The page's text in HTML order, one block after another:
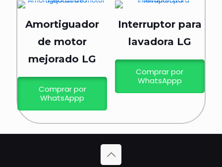
Amortiguador
de motor
mejorado LG
Comprar por
WhatsAppp
Interruptor para
lavadora LG
Comprar por
WhatsAppp